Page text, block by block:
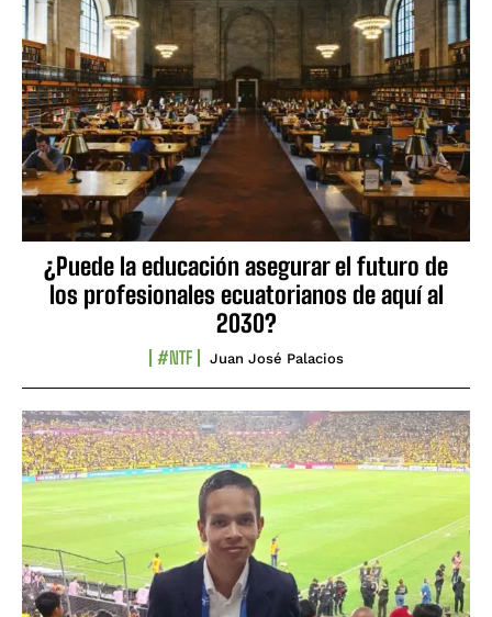
¿Puede la educación asegurar el futuro de
los profesionales ecuatorianos de aquí al
2030?
#NTF Juan José Palacios